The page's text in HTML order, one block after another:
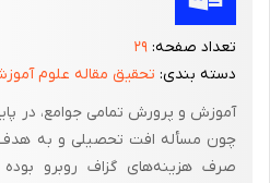
کلید واژه : افت تحصیلی ، نظام
بیان مسئله
تعداد صفحه: ۲۹
دسته بندی: تحقیق مقاله علوم
آموزش و پرورش تمامی جوامع، در
چون مسأله افت تحصیلی و به هدف
صرف هزینه‌های گزاف روبرو